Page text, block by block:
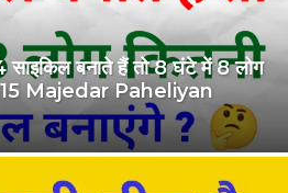
बनाते हैं तो 8 घंटे में 8 लोग
? 15 Majedar Paheliyan